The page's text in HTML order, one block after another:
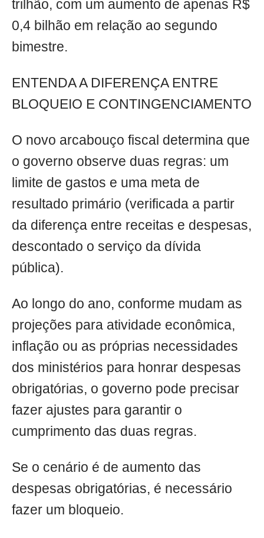
trilhão, com um aumento de apenas R$
0,4 bilhão em relação ao segundo
bimestre.
ENTENDA A DIFERENÇA ENTRE
BLOQUEIO E CONTINGENCIAMENTO
O novo arcabouço fiscal determina que
o governo observe duas regras: um
limite de gastos e uma meta de
resultado primário (verificada a partir
da diferença entre receitas e despesas,
descontado o serviço da dívida
pública).
Ao longo do ano, conforme mudam as
projeções para atividade econômica,
inflação ou as próprias necessidades
dos ministérios para honrar despesas
obrigatórias, o governo pode precisar
fazer ajustes para garantir o
cumprimento das duas regras.
Se o cenário é de aumento das
despesas obrigatórias, é necessário
fazer um bloqueio.